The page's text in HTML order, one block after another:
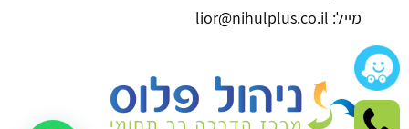
מייל: lior@nihulplus.co.il